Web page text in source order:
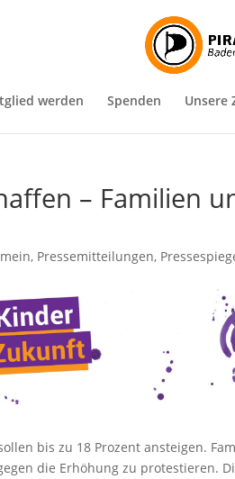
werden Spenden Unsere
– Familien
, Pressemitteilungen,
bis zu 18 Prozent ansteigen.
die Erhöhung zu protestieren.